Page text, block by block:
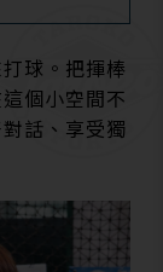
球。把揮棒
個小空間不
話、享受獨